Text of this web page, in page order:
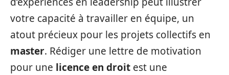
votre capacité à travailler en équipe, un
atout précieux pour les projets collectifs en
master. Rédiger une lettre de motivation
pour une licence en droit est une